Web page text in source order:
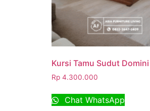
Kursi Tamu Sudut
Rp 4.300.000
Chat WhatsApp